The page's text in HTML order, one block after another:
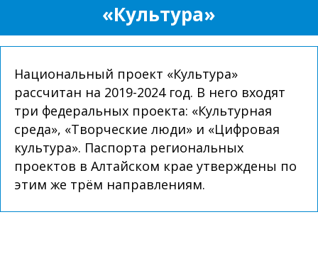
«Культура»
Национальный проект «Культура»
рассчитан на 2019-2024 год. В него входят
три федеральных проекта: «Культурная
среда», «Творческие люди» и «Цифровая
культура». Паспорта региональных
проектов в Алтайском крае утверждены по
этим же трём направлениям.